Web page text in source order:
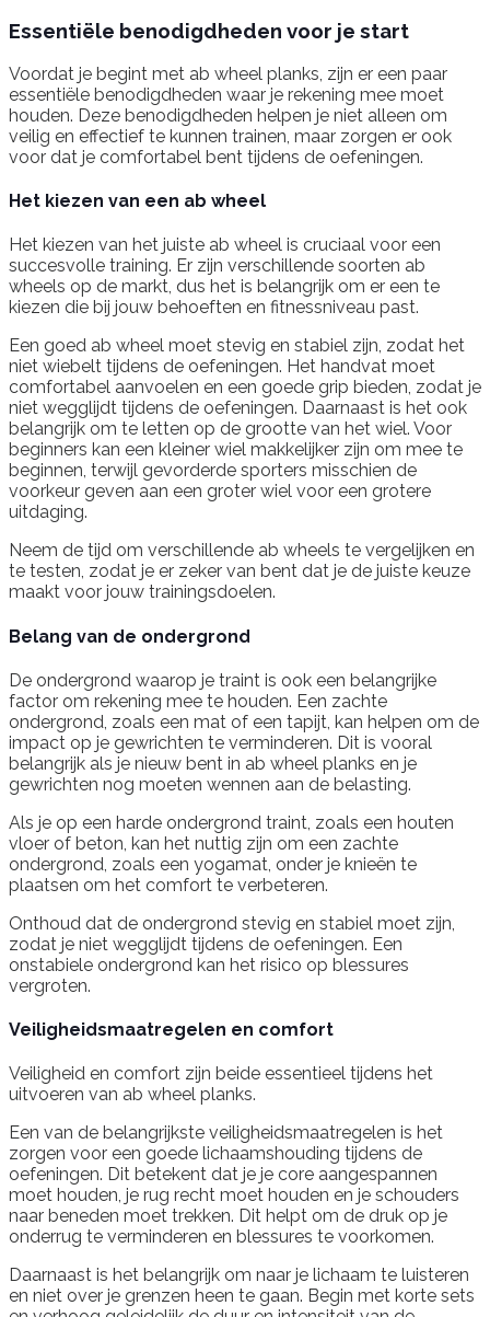
Essentiële benodigdheden voor je start
Voordat je begint met ab wheel planks, zijn er een paar
essentiële benodigdheden waar je rekening mee moet
houden. Deze benodigdheden helpen je niet alleen om
veilig en effectief te kunnen trainen, maar zorgen er ook
voor dat je comfortabel bent tijdens de oefeningen.
Het kiezen van een ab wheel
Het kiezen van het juiste ab wheel is cruciaal voor een
succesvolle training. Er zijn verschillende soorten ab
wheels op de markt, dus het is belangrijk om er een te
kiezen die bij jouw behoeften en fitnessniveau past.
Een goed ab wheel moet stevig en stabiel zijn, zodat het
niet wiebelt tijdens de oefeningen. Het handvat moet
comfortabel aanvoelen en een goede grip bieden, zodat je
niet wegglijdt tijdens de oefeningen. Daarnaast is het ook
belangrijk om te letten op de grootte van het wiel. Voor
beginners kan een kleiner wiel makkelijker zijn om mee te
beginnen, terwijl gevorderde sporters misschien de
voorkeur geven aan een groter wiel voor een grotere
uitdaging.
Neem de tijd om verschillende ab wheels te vergelijken en
te testen, zodat je er zeker van bent dat je de juiste keuze
maakt voor jouw trainingsdoelen.
Belang van de ondergrond
De ondergrond waarop je traint is ook een belangrijke
factor om rekening mee te houden. Een zachte
ondergrond, zoals een mat of een tapijt, kan helpen om de
impact op je gewrichten te verminderen. Dit is vooral
belangrijk als je nieuw bent in ab wheel planks en je
gewrichten nog moeten wennen aan de belasting.
Als je op een harde ondergrond traint, zoals een houten
vloer of beton, kan het nuttig zijn om een zachte
ondergrond, zoals een yogamat, onder je knieën te
plaatsen om het comfort te verbeteren.
Onthoud dat de ondergrond stevig en stabiel moet zijn,
zodat je niet wegglijdt tijdens de oefeningen. Een
onstabiele ondergrond kan het risico op blessures
vergroten.
Veiligheidsmaatregelen en comfort
Veiligheid en comfort zijn beide essentieel tijdens het
uitvoeren van ab wheel planks.
Een van de belangrijkste veiligheidsmaatregelen is het
zorgen voor een goede lichaamshouding tijdens de
oefeningen. Dit betekent dat je je core aangespannen
moet houden, je rug recht moet houden en je schouders
naar beneden moet trekken. Dit helpt om de druk op je
onderrug te verminderen en blessures te voorkomen.
Daarnaast is het belangrijk om naar je lichaam te luisteren
en niet over je grenzen heen te gaan. Begin met korte sets